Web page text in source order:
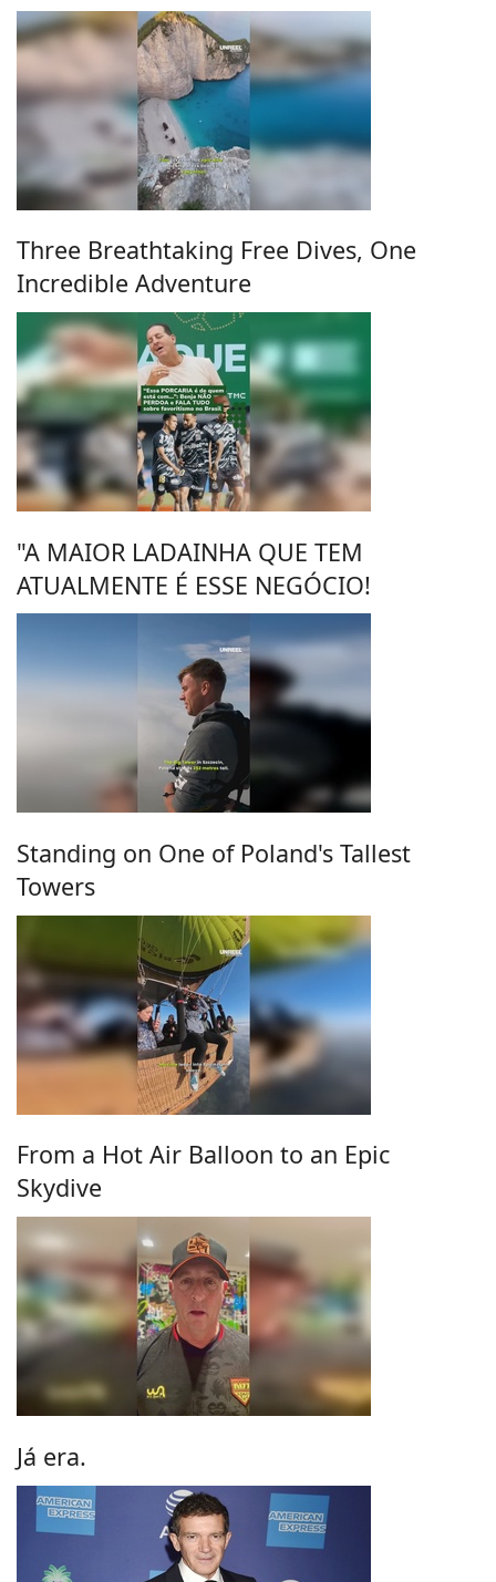
Three Breathtaking Free Dives, One
Incredible Adventure
"A MAIOR LADAINHA QUE TEM
ATUALMENTE É ESSE NEGÓCIO!
Standing on One of Poland's Tallest
Towers
From a Hot Air Balloon to an Epic
Skydive
Já era.